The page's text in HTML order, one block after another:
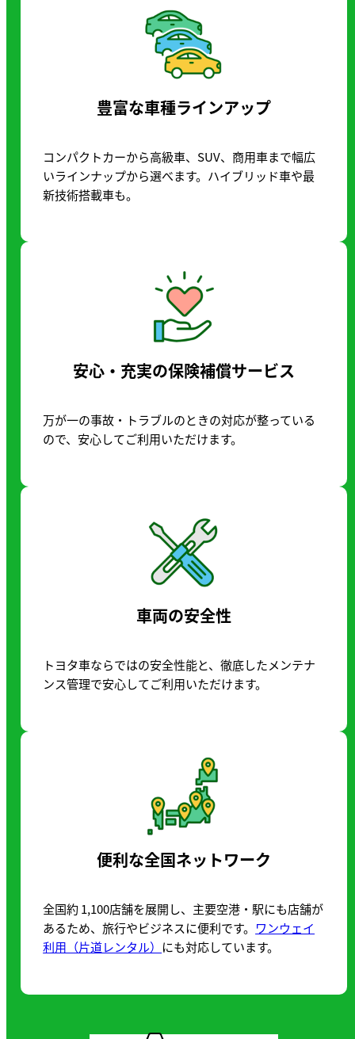
豊富な車種ラインアップ
コンパクトカーから高級車、SUV、商用車まで幅広
いラインナップから選べます。ハイブリッド車や最
新技術搭載車も。
安心・充実の保険補償サービス
万が一の事故・トラブルのときの対応が整っている
ので、安心してご利用いただけます。
車両の安全性
トヨタ車ならではの安全性能と、徹底したメンテナ
ンス管理で安心してご利用いただけます。
便利な全国ネットワーク
全国約 1,100店舗を展開し、主要空港・駅にも店舗が
あるため、旅行やビジネスに便利です。 ワンウェイ
利用（片道レンタル） にも対応しています。